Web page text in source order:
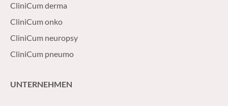
CliniCum derma
CliniCum onko
CliniCum neuropsy
CliniCum pneumo
UNTERNEHMEN